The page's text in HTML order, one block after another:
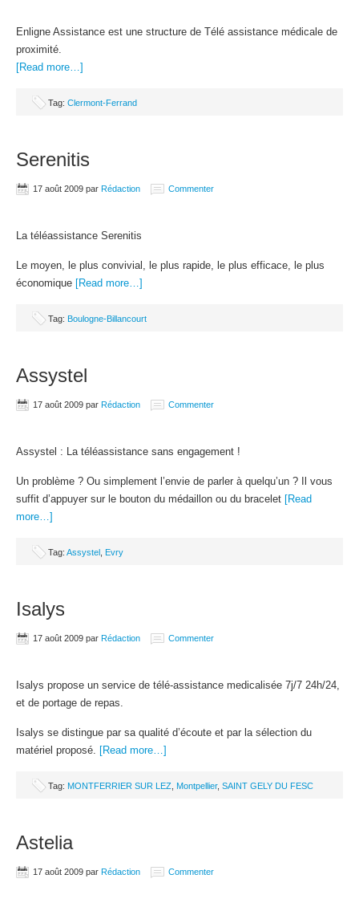
Enligne Assistance est une structure de Télé assistance médicale de
proximité.
[Read more…]
Tag: Clermont-Ferrand
Serenitis
17 août 2009 par Rédaction Commenter
La téléassistance Serenitis
Le moyen, le plus convivial, le plus rapide, le plus efficace, le plus
économique [Read more…]
Tag: Boulogne-Billancourt
Assystel
17 août 2009 par Rédaction Commenter
Assystel : La téléassistance sans engagement !
Un problème ? Ou simplement l’envie de parler à quelqu’un ? Il vous
suffit d’appuyer sur le bouton du médaillon ou du bracelet [Read
more…]
Tag: Assystel Evry
Isalys
17 août 2009 par Rédaction Commenter
Isalys propose un service de télé-assistance medicalisée 7j/7 24h/24,
et de portage de repas.
Isalys se distingue par sa qualité d’écoute et par la sélection du
matériel proposé.
[Read more…]
Tag: MONTFERRIER SUR LEZ Montpellier, SAINT GELY DU FESC
Astelia
17 août 2009 par Rédaction Commenter